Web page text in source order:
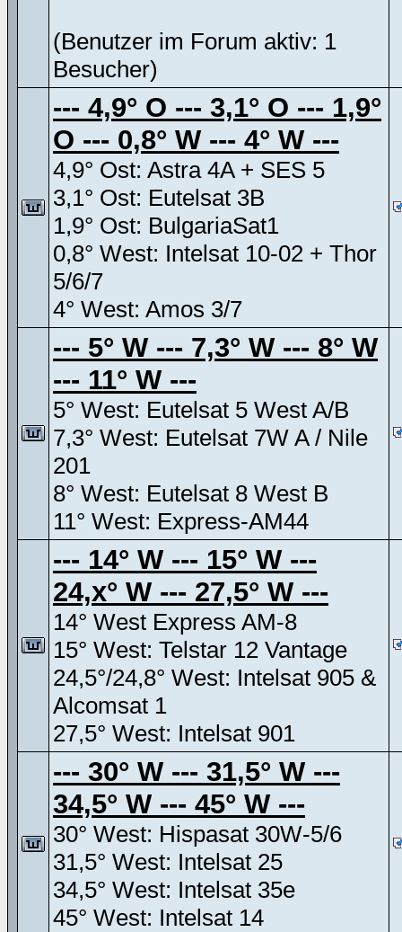
(Benutzer im Forum aktiv: 1
Besucher)
--- 4,9° O --- 3,1° O --- 1,9°
O --- 0,8° W --- 4° W ---
4,9° Ost: Astra 4A + SES 5
3,1° Ost: Eutelsat 3B
1,9° Ost: BulgariaSat1
0,8° West: Intelsat 10-02 + Thor
5/6/7
4° West: Amos 3/7
--- 5° W --- 7,3° W --- 8° W
--- 11° W ---
5° West: Eutelsat 5 West A/B
7,3° West: Eutelsat 7W A / Nile
201
8° West: Eutelsat 8 West B
11° West: Express-AM44
--- 14° W --- 15° W ---
24,x° W --- 27,5° W ---
14° West Express AM-8
15° West: Telstar 12 Vantage
24,5°/24,8° West: Intelsat 905 &
Alcomsat 1
27,5° West: Intelsat 901
--- 30° W --- 31,5° W ---
34,5° W --- 45° W ---
30° West: Hispasat 30W-5/6
31,5° West: Intelsat 25
34,5° West: Intelsat 35e
45° West: Intelsat 14